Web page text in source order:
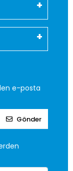
e-posta
Gönder